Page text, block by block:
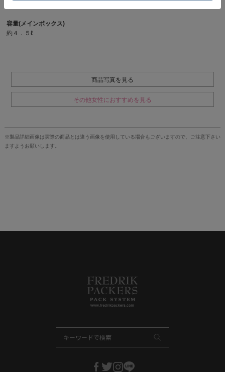
容量(メインボックス)
約４．５ℓ
商品写真を見る
その他女性におすすめを見る
※製品詳細画像は実際の商品とは違う画像を使用している場合もございますので、ご注意下さい
ますようお願いします。